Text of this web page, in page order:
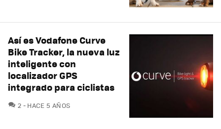
Así es Vodafone Curve
Bike Tracker, la nueva luz
inteligente con
localizador GPS
integrado para ciclistas
2 COMENTARIOS
HACE 5 AÑOS